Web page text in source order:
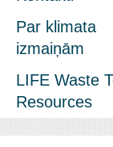
Par klimata
izmaiņām
LIFE Waste
Resources